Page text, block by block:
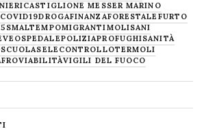
CASTIGLIONE MESSER MARINO
COVID19DROGAFINANZAFORESTALE FURTO
MALTEMPOMIGRANTIMOLISANI
OSPEDALEPOLIZIAPROFUGHISANITÀ
SCUOLASELECONTROLLOTERMOLI
VIABILITÀVIGILI DEL FUOCO